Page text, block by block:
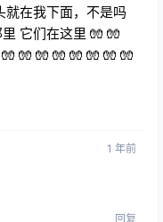
就在我下面，不是吗
它们在这里 🧤 🧤
🧤 🧤 🧤 🧤 🧤 🧤 🧤
1 年前
回复